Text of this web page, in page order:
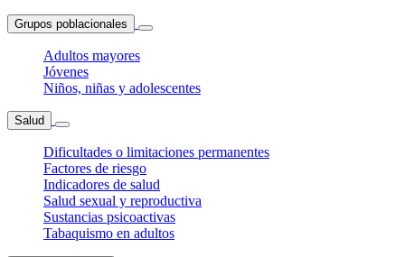
Grupos poblacionales
Adultos mayores
Jóvenes
Niños, niñas y adolescentes
Salud
Dificultades o limitaciones permanentes
Factores de riesgo
Indicadores de salud
Salud sexual y reproductiva
Sustancias psicoactivas
Tabaquismo en adultos